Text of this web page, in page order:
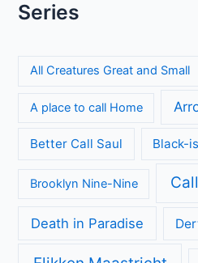
Series
All Creatures Great and Small
A place to call Home
Better Call Saul Black-
Brooklyn Nine-Nine
Death in Paradise